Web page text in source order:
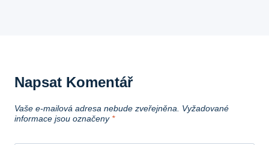
Napsat Komentář
Vaše e-mailová adresa nebude zveřejněna.
Vyžadované
informace jsou označeny *